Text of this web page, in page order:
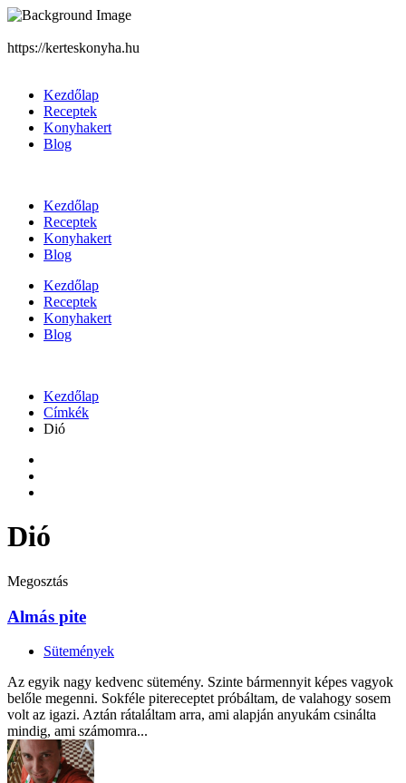
https://kerteskonyha.hu
Kezdőlap
Receptek
Konyhakert
Blog
Kezdőlap
Receptek
Konyhakert
Blog
Kezdőlap
Receptek
Konyhakert
Blog
Kezdőlap
Címkék
Dió
Dió
Megosztás
Almás pite
Sütemények
Az egyik nagy kedvenc sütemény. Szinte bármennyit képes vagyok
belőle megenni. Sokféle pitereceptet próbáltam, de valahogy sosem
volt az igazi. Aztán rátaláltam arra, ami alapján anyukám csinálta
mindig, ami számomra...